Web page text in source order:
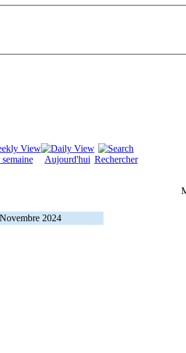
semaine Aujourd'hui Rechercher
2024